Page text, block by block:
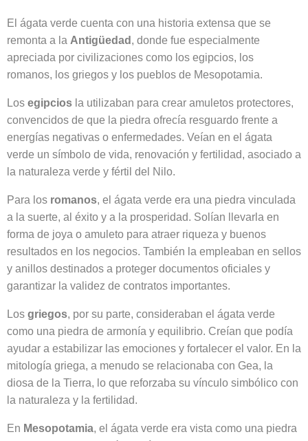
El ágata verde cuenta con una historia extensa que se
remonta a la Antigüedad , donde fue especialmente
apreciada por civilizaciones como los egipcios, los
romanos, los griegos y los pueblos de Mesopotamia.
Los egipcios la utilizaban para crear amuletos protectores,
convencidos de que la piedra ofrecía resguardo frente a
energías negativas o enfermedades. Veían en el ágata
verde un símbolo de vida, renovación y fertilidad, asociado a
la naturaleza verde y fértil del Nilo.
Para los romanos, el ágata verde era una piedra vinculada
a la suerte, al éxito y a la prosperidad. Solían llevarla en
forma de joya o amuleto para atraer riqueza y buenos
resultados en los negocios. También la empleaban en sellos
y anillos destinados a proteger documentos oficiales y
garantizar la validez de contratos importantes.
Los griegos, por su parte, consideraban el ágata verde
como una piedra de armonía y equilibrio. Creían que podía
ayudar a estabilizar las emociones y fortalecer el valor. En la
mitología griega, a menudo se relacionaba con Gea, la
diosa de la Tierra, lo que reforzaba su vínculo simbólico con
la naturaleza y la fertilidad.
En Mesopotamia, el ágata verde era vista como una piedra